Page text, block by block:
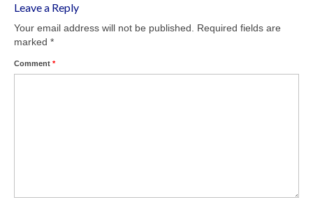
Leave a Reply
Your email address will not be published.
Required fields are
marked *
Comment *